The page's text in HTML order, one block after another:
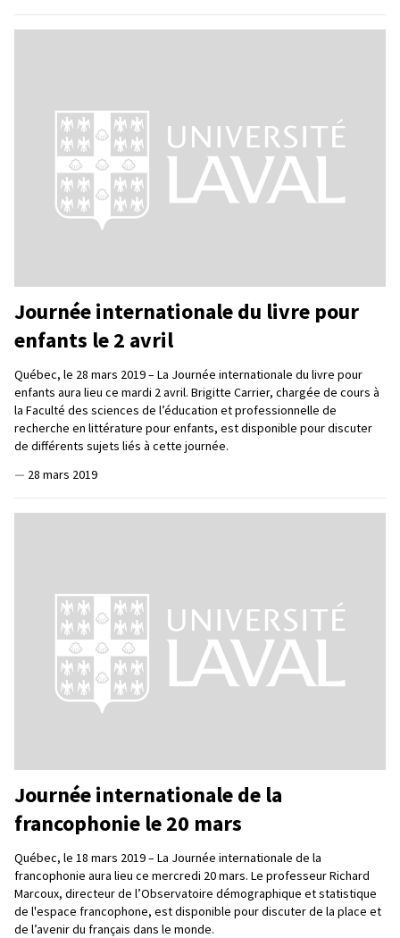
Journée internationale du livre pour
enfants le 2 avril
Québec, le 28 mars 2019 – La Journée internationale du livre pour
enfants aura lieu ce mardi 2 avril. Brigitte Carrier, chargée de cours à
la Faculté des sciences de l’éducation et professionnelle de
recherche en littérature pour enfants, est disponible pour discuter
de différents sujets liés à cette journée.
— 28 mars 2019
Journée internationale de la
francophonie le 20 mars
Québec, le 18 mars 2019 – La Journée internationale de la
francophonie aura lieu ce mercredi 20 mars. Le professeur Richard
Marcoux, directeur de l’Observatoire démographique et statistique
de l'espace francophone, est disponible pour discuter de la place et
de l’avenir du français dans le monde.